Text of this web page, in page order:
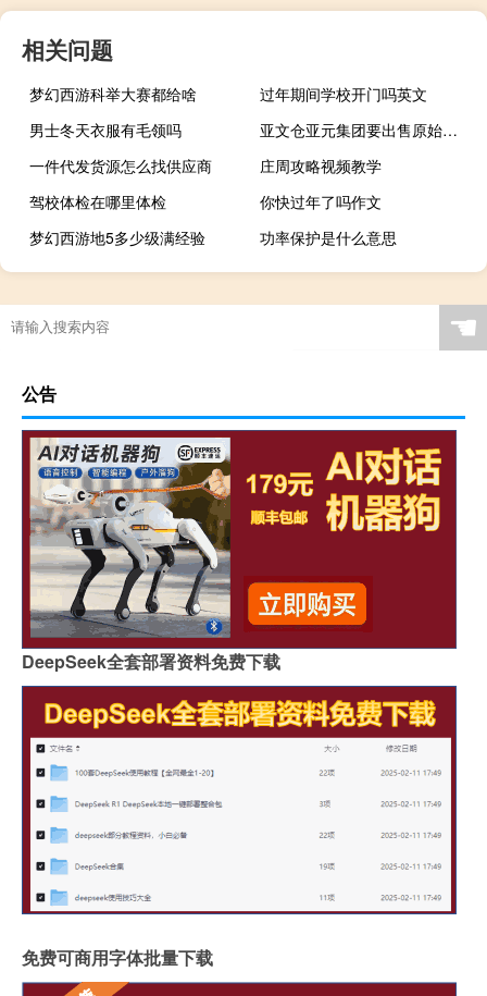
相关问题
梦幻西游科举大赛都给啥
过年期间学校开门吗英文
男士冬天衣服有毛领吗
亚文仓亚元集团要出售原始股（亚文仓亚元原始股）
一件代发货源怎么找供应商
庄周攻略视频教学
驾校体检在哪里体检
你快过年了吗作文
梦幻西游地5多少级满经验
功率保护是什么意思
☚
公告
DeepSeek全套部署资料免费下载
免费可商用字体批量下载